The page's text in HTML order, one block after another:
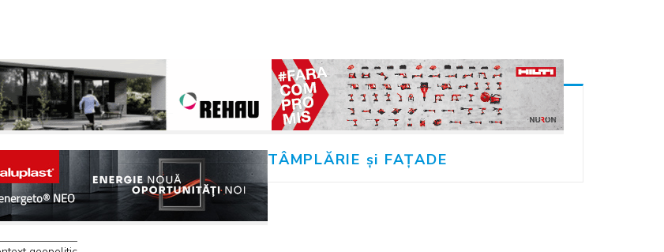
TÂMPLĂRIE și FAȚADE